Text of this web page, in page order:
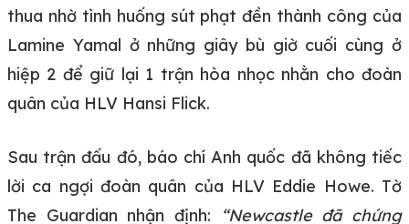
thua nhờ tình huống sút phạt đền thành công của
Lamine Yamal ở những giây bù giờ cuối cùng ở
hiệp 2 để giữ lại 1 trận hòa nhọc nhằn cho đoàn
quân của HLV Hansi Flick.
Sau trận đấu đó, báo chí Anh quốc đã không tiếc
lời ca ngợi đoàn quân của HLV Eddie Howe. Tờ
The Guardian nhận định: “Newcastle đã chứng